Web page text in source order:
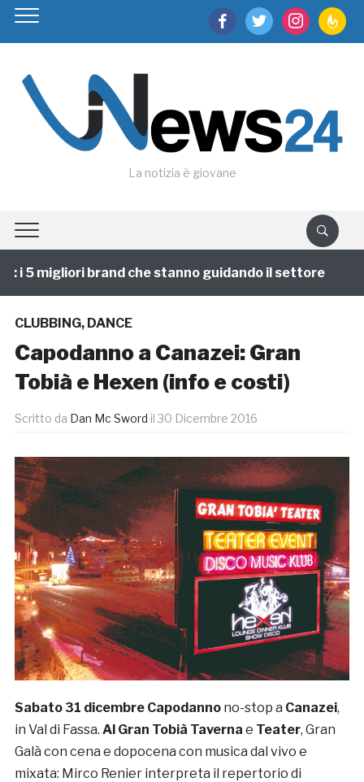
facebooktwitter instagram
La notizia è giovane
5 migliori brand che stanno guidando il settore
CLUBBING, DANCE
Capodanno a Canazei: Gran
Tobià e Hexen (info e costi)
Scritto da Dan Mc Sword il 30 Dicembre 2016
Sabato 31 dicembre Capodanno no-stop a Canazei,
in Val di Fassa. Al Gran Tobià Taverna e Teater, Gran
Galà con cena e dopocena con musica dal vivo e
mixata: Mirco Renier interpreta il repertorio di